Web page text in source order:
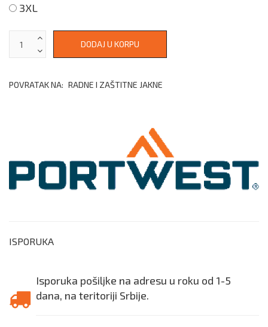
3XL
POVRATAK NA: RADNE I ZAŠTITNE JAKNE
ISPORUKA
Isporuka pošiljke na adresu u roku od 1-5
dana, na teritoriji Srbije.